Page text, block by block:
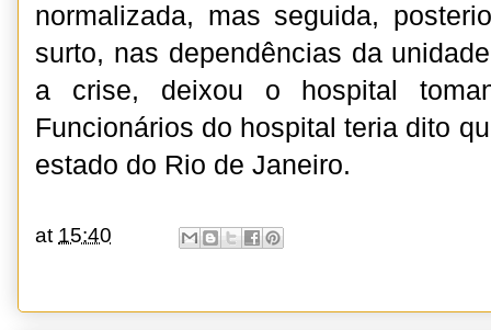
normalizada, mas seguida,
surto, nas dependências da
a crise, deixou o hospital
Funcionários do hospital teria dito
estado do Rio de Janeiro.
at 15:40